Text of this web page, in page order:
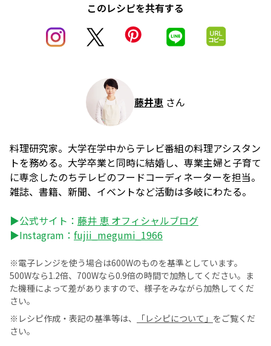
このレシピを共有する
藤井恵 さん
料理研究家。大学在学中からテレビ番組の料理アシスタン
トを務める。大学卒業と同時に結婚し、専業主婦と子育て
に専念したのちテレビのフードコーディネーターを担当。
雑誌、書籍、新聞、イベントなど活動は多岐にわたる。
▶公式サイト： 藤井 恵 オフィシャルブログ
▶Instagram： fujii_megumi_1966
※電子レンジを使う場合は600Wのものを基準としています。
500Wなら1.2倍、700Wなら0.9倍の時間で加熱してください。ま
た機種によって差がありますので、様子をみながら加熱してくだ
さい。
※レシピ作成・表記の基準等は、
「レシピについて」 をご覧くだ
さい。